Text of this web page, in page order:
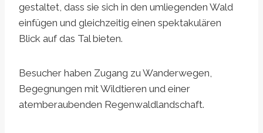
gestaltet, dass sie sich in den umliegenden Wald
einfügen und gleichzeitig einen spektakulären
Blick auf das Tal bieten.
Besucher haben Zugang zu Wanderwegen,
Begegnungen mit Wildtieren und einer
atemberaubenden Regenwaldlandschaft.